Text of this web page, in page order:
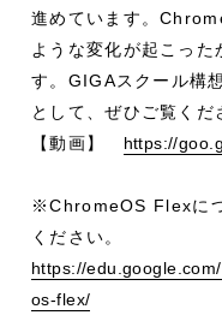
進めています。
ような変化が起こった
す。GIGAスクール構
として、ぜひご覧くだ
【動画】 https://
※ChromeOS Flexに
ください。
https://
os-flex/